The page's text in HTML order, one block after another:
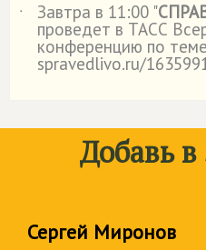
˙
Завтра в 11:00 "
проведет в ТАСС
конференцию по
spravedlivo.ru/
Добавь в
Сергей Миронов